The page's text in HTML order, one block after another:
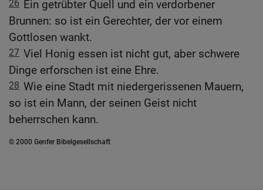
26 Ein getrübter Quell und ein verdorbener
Brunnen: so ist ein Gerechter, der vor einem
Gottlosen wankt.
27 Viel Honig essen ist nicht gut, aber schwere
Dinge erforschen ist eine Ehre.
28 Wie eine Stadt mit niedergerissenen Mauern,
so ist ein Mann, der seinen Geist nicht
beherrschen kann.
© 2000 Genfer Bibelgesellschaft